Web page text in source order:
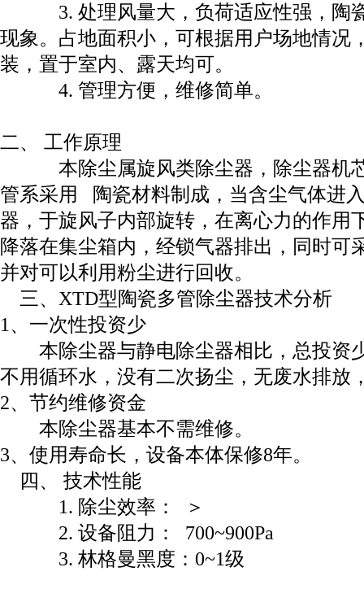
3. 处理风量大，负荷适应性强，陶
现象。占地面积小，可根据用户场地情况
装，置于室内、露天均可。
4. 管理方便，维修简单。
二、 工作原理
本除尘属旋风类除尘器，除尘器机
管系采用 陶瓷材料制成，当含尘气体进
器，于旋风子内部旋转，在离心力的作用
降落在集尘箱内，经锁气器排出，同时可
并对可以利用粉尘进行回收。
三、XTD型陶瓷多管除尘器技术分析
1、一次性投资少
本除尘器与静电除尘器相比，总投资
不用循环水，没有二次扬尘，无废水排放
2、节约维修资金
本除尘器基本不需维修。
3、使用寿命长，设备本体保修8年。
四、 技术性能
1. 除尘效率： ＞
2. 设备阻力： 700~900Pa
3. 林格曼黑度：0~1级